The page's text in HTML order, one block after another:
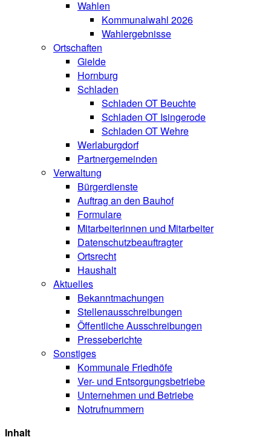
Wahlen
Kommunalwahl 2026
Wahlergebnisse
Ortschaften
Gielde
Hornburg
Schladen
Schladen OT Beuchte
Schladen OT Isingerode
Schladen OT Wehre
Werlaburgdorf
Partnergemeinden
Verwaltung
Bürgerdienste
Auftrag an den Bauhof
Formulare
Mitarbeiterinnen und Mitarbeiter
Datenschutzbeauftragter
Ortsrecht
Haushalt
Aktuelles
Bekanntmachungen
Stellenausschreibungen
Öffentliche Ausschreibungen
Presseberichte
Sonstiges
Kommunale Friedhöfe
Ver- und Entsorgungsbetriebe
Unternehmen und Betriebe
Notrufnummern
Inhalt